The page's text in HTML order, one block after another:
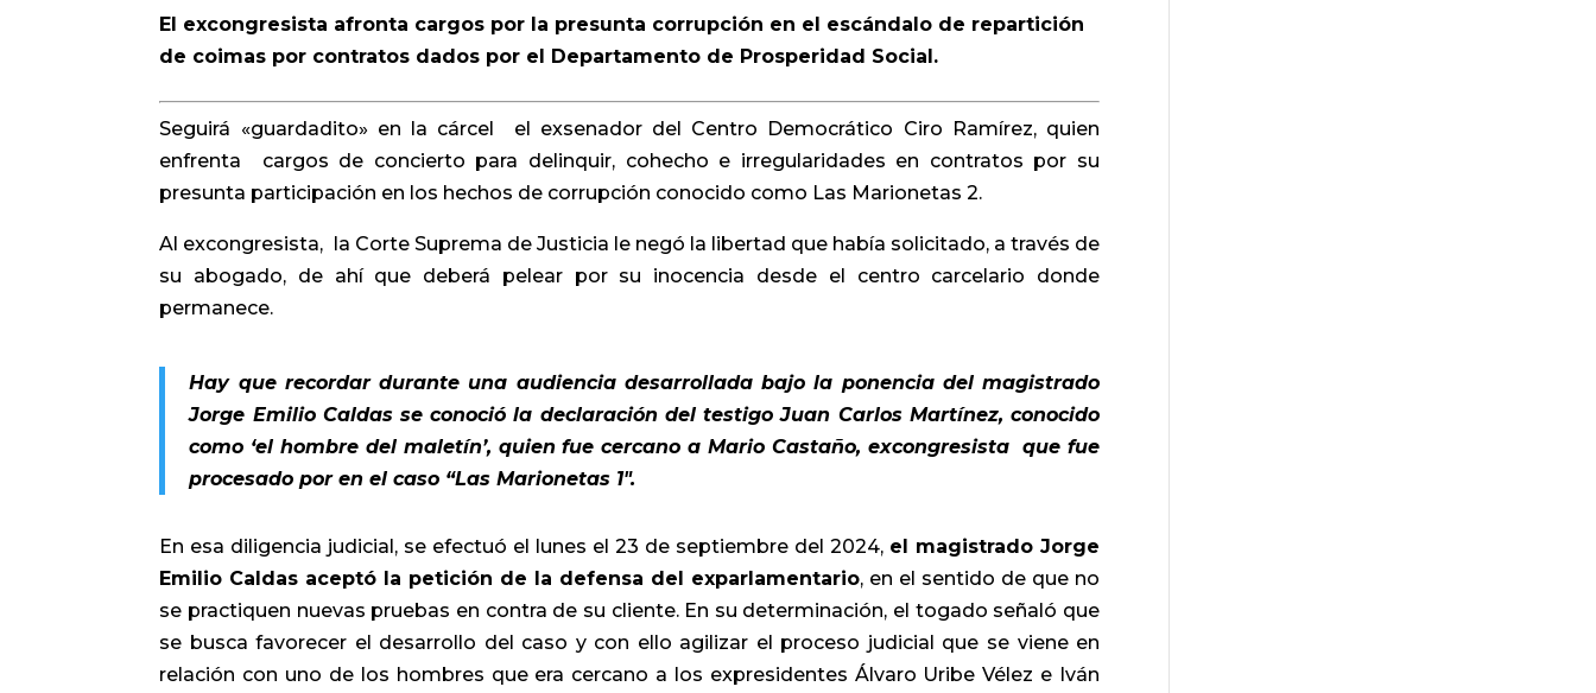
El excongresista afronta cargos por la presunta corrupción en el escándalo de repartición
de coimas por contratos dados por el Departamento de Prosperidad Social.
Seguirá «guardadito» en la cárcel el exsenador del Centro Democrático Ciro Ramírez, quien
enfrenta cargos de concierto para delinquir, cohecho e irregularidades en contratos por su
presunta participación en los hechos de corrupción conocido como Las Marionetas 2.
Al excongresista, la Corte Suprema de Justicia le negó la libertad que había solicitado, a través de
su abogado, de ahí que deberá pelear por su inocencia desde el centro carcelario donde
permanece.
Hay que recordar durante una audiencia desarrollada bajo la ponencia del magistrado
Jorge Emilio Caldas se conoció la declaración del testigo Juan Carlos Martínez, conocido
como ‘el hombre del maletín’, quien fue cercano a Mario Castaño, excongresista que fue
procesado por en el caso “Las Marionetas 1″.
En esa diligencia judicial, se efectuó el lunes el 23 de septiembre del 2024, el magistrado Jorge
Emilio Caldas aceptó la petición de la defensa del exparlamentario, en el sentido de que no
se practiquen nuevas pruebas en contra de su cliente. En su determinación, el togado señaló que
se busca favorecer el desarrollo del caso y con ello agilizar el proceso judicial que se viene en
relación con uno de los hombres que era cercano a los expresidentes Álvaro Uribe Vélez e Iván